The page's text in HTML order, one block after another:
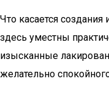
Что касается создания
здесь уместны
изысканные
желательно